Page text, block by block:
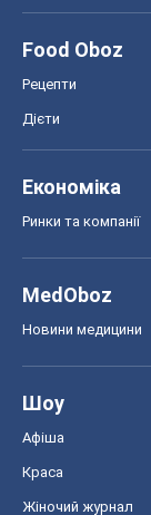
Food Oboz
Рецепти
Дієти
Економіка
Ринки та компанії
MedOboz
Новини медицини
Шоу
Афіша
Краса
Жіночий журнал